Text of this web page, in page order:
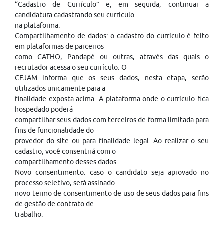
“Cadastro de Currículo” e, em seguida, continuar a
candidatura cadastrando seu currículo
na plataforma.
Compartilhamento de dados: o cadastro do currículo é feito
em plataformas de parceiros
como CATHO, Pandapé ou outras, através das quais o
recrutador acessa o seu currículo. O
CEJAM informa que os seus dados, nesta etapa, serão
utilizados unicamente para a
finalidade exposta acima. A plataforma onde o currículo fica
hospedado poderá
compartilhar seus dados com terceiros de forma limitada para
fins de funcionalidade do
provedor do site ou para finalidade legal. Ao realizar o seu
cadastro, você consentirá com o
compartilhamento desses dados.
Novo consentimento: caso o candidato seja aprovado no
processo seletivo, será assinado
novo termo de consentimento de uso de seus dados para fins
de gestão de contrato de
trabalho.